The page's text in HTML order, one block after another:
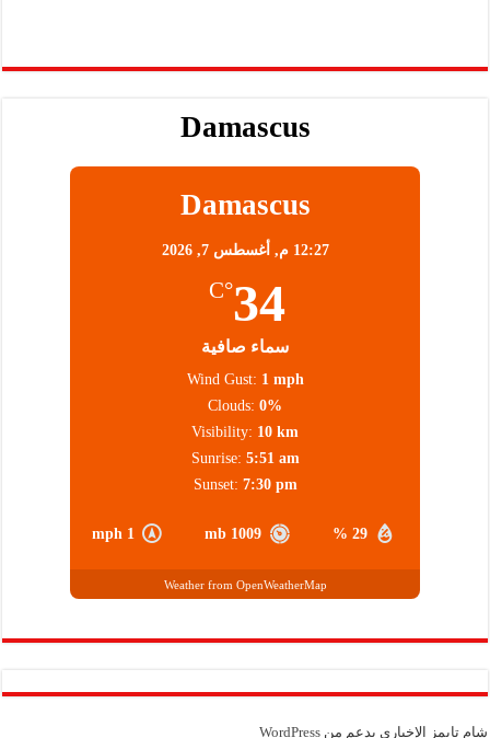
Damascus
Damascus
12:27 م, أغسطس 7, 2026
34
°C
سماء صافية
29 %
1009 mb
1 mph
Wind Gust: 1 mph
Clouds: 0%
Visibility: 10 km
Sunrise: 5:51 am
Sunset: 7:30 pm
Weather from OpenWeatherMap
شام تايمز الإخباري بدعم منWordPress